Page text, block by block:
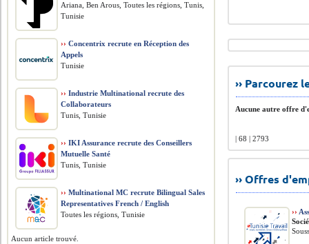
››
Aucune autre offre
| 68 | 2793
›› Offres
››
Ariana, Ben Arous, Toutes les régions, Tunis,
Tunisie
›› Concentrix recrute en Réception des
Appels
Tunisie
›› Industrie Multinational recrute des
Collaborateurs
Tunis, Tunisie
›› IKI Assurance recrute des Conseillers
Mutuelle Santé
Tunis, Tunisie
›› Multinational MC recrute Bilingual Sales
Representatives French / English
Toutes les régions, Tunisie
Aucun article trouvé.